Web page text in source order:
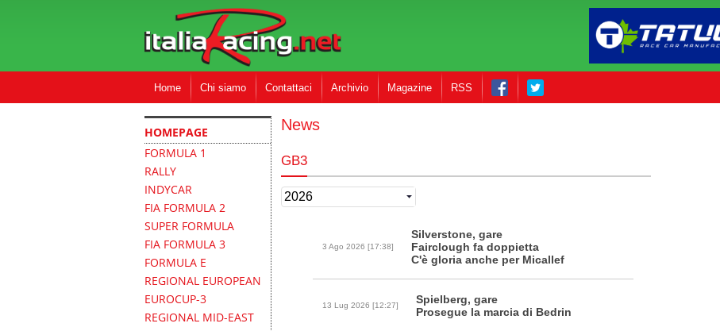
Home Chi siamo Contattaci Archivio Magazine RSS
HOMEPAGE
FORMULA 1
RALLY
INDYCAR
FIA FORMULA 2
SUPER FORMULA
FIA FORMULA 3
FORMULA E
REGIONAL EUROPEAN
EUROCUP-3
REGIONAL MID-EAST
News
GB3
3 Ago 2026 [17:38]
Silverstone, gare
Fairclough fa doppietta
C'è gloria anche per Micallef
13 Lug 2026 [12:27]
Spielberg, gare
Prosegue la marcia di Bedrin